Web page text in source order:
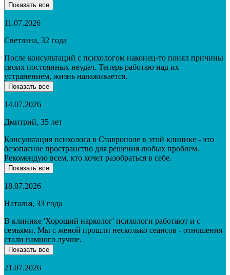
Показать все
11.07.2026
Светлана, 32 года
После консультаций с психологом наконец-то понял причины
своих постоянных неудач. Теперь работаю над их
устранением, жизнь налаживается.
Показать все
14.07.2026
Дмитрий, 35 лет
Консультация психолога в Ставрополе в этой клинике - это
безопасное пространство для решения любых проблем.
Рекомендую всем, кто хочет разобраться в себе.
Показать все
18.07.2026
Наталья, 33 года
В клинике 'Хороший нарколог' психологи работают и с
семьями. Мы с женой прошли несколько сеансов - отношения
стали намного лучше.
Показать все
21.07.2026